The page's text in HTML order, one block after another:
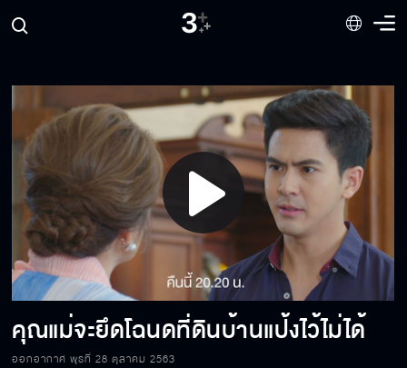
Play
Video
คุณแม่จะยึดโฉนดที่ดินบ้านแป้งไว้ไม่ได้
ออกอากาศ พุธที่ 28 ตุลาคม 2563
พี่รักแป้ง
ฉันต้องการให้ริตามีความสุข